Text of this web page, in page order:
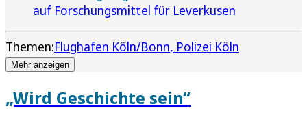
auf Forschungsmittel für Leverkusen
Themen:Flughafen Köln/Bonn Polizei Köln
Mehr anzeigen
„Wird Geschichte sein“